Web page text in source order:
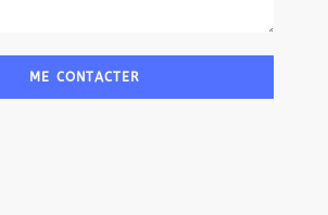
ME CONTACTER